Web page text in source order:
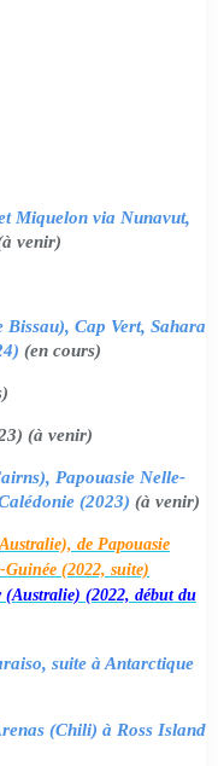
Miquelon via Nunavut,
venir)
Cap Vert, Sahara
(en cours)
(à venir)
Papouasie Nelle-
(2023) (à venir)
de Papouasie
Guinée (2022, suite)
(Australie) (2022, début du
suite à Antarctique
(Chili) à Ross Island